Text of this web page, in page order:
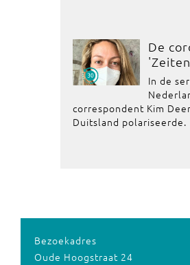
De
In de
correspondent Kim
Duitsland polariseerde.
Bezoekadres
Oude Hoogstraat 24